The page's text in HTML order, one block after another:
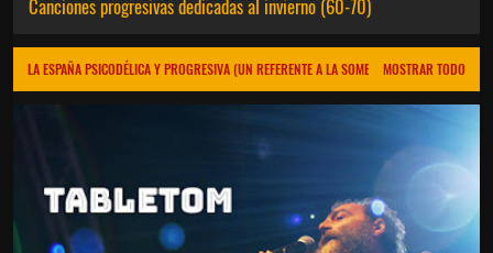
Canciones progresivas dedicadas al invierno (60-70)
LA ESPAÑA PSICODÉLICA Y PROGRESIVA (UN REFERENTE A LA SOMBRA)MOSTRAR TODO